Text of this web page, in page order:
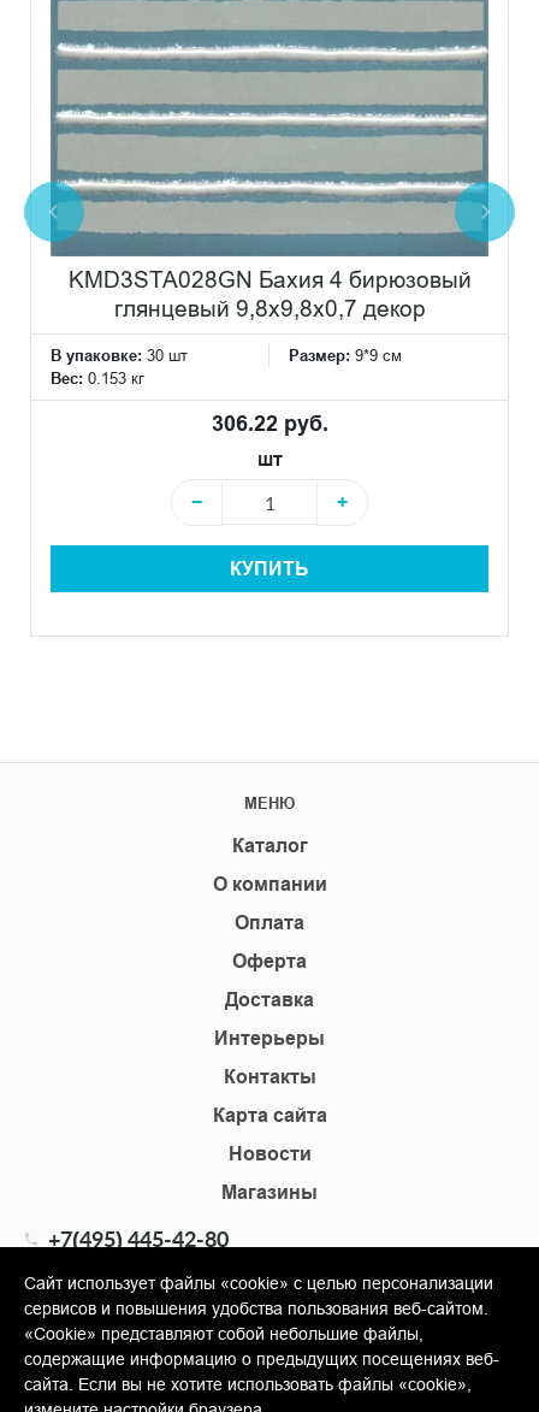
KMD3STA028GN Бахия 4 бирюзовый
глянцевый 9,8x9,8x0,7 декор
В упаковке: 30 шт Размер: 9*9 см
Вес: 0.153 кг
306.22 руб.
шт
−
+
КУПИТЬ
МЕНЮ
Каталог
О компании
Оплата
Оферта
Доставка
Интерьеры
Контакты
Карта сайта
Новости
Магазины
+7(495) 445-42-80
info@shopkm.ru
© Copyright 2013-2026 KERAMA MARAZZI, ООО «Гамма
Керамика»
Сайт использует файлы «cookie» с целью персонализации
сервисов и повышения удобства пользования веб-сайтом.
«Cookie» представляют собой небольшие файлы,
содержащие информацию о предыдущих посещениях веб-
сайта. Если вы не хотите использовать файлы «cookie»,